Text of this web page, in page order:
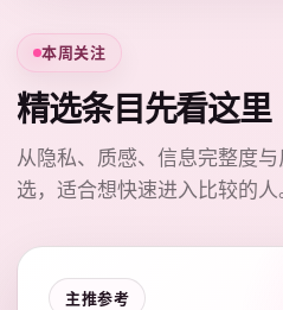
本周关注
精选条目先看这里
从隐私、质感、信息完整度
选，适合想快速进入比较的人
主推参考